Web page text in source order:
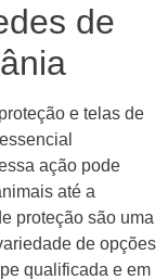
de
e telas de
ação pode
até a
proteção são uma
de opções
qualificada e em